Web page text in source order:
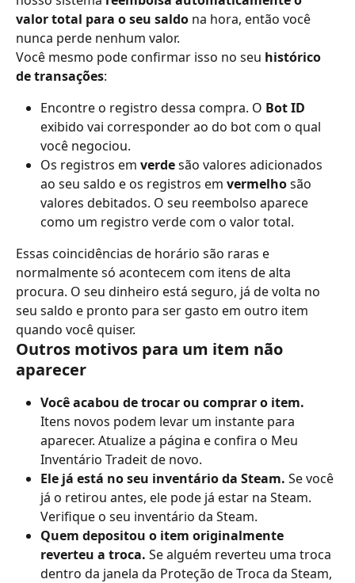
valor total para o seu saldo na hora, então você
nunca perde nenhum valor.
Você mesmo pode confirmar isso no seu histórico
de transações:
Encontre o registro dessa compra. O Bot ID
exibido vai corresponder ao do bot com o qual
você negociou.
Os registros em verde são valores adicionados
ao seu saldo e os registros em vermelho são
valores debitados. O seu reembolso aparece
como um registro verde com o valor total.
Essas coincidências de horário são raras e
normalmente só acontecem com itens de alta
procura. O seu dinheiro está seguro, já de volta no
seu saldo e pronto para ser gasto em outro item
quando você quiser.
Outros motivos para um item não
aparecer
Você acabou de trocar ou comprar o item.
Itens novos podem levar um instante para
aparecer. Atualize a página e confira o Meu
Inventário Tradeit de novo.
Ele já está no seu inventário da Steam. Se você
já o retirou antes, ele pode já estar na Steam.
Verifique o seu inventário da Steam.
Quem depositou o item originalmente
reverteu a troca. Se alguém reverteu uma troca
dentro da janela da Proteção de Troca da Steam,